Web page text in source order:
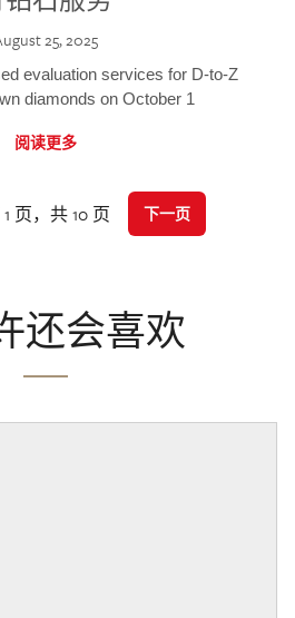
25, 2025
evaluation services for D-to-Z
diamonds on October 1
阅读更多
页，共 10 页 下一页
还会喜欢